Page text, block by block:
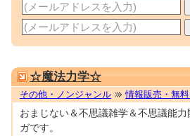
☆魔法力学☆
その他・ノンジャンル 情報販売・無
おまじない＆不思議雑学＆不思議能
ガです。